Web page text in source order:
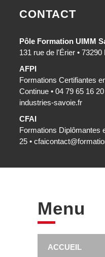
CONTACT
Pôle Formation UIMM
131 rue de l'Érier •
AFPI
Formations Certifiantes
Continue • 04 79 65 16 20
industries-savoie.fr
CFAI
Formations Diplômantes
25 •
Menu
ACCUEIL